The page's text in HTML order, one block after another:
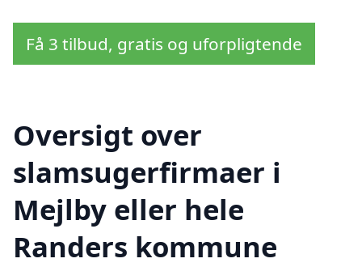
Få 3 tilbud, gratis og uforpligtende
Oversigt over
slamsugerfirmaer i
Mejlby eller hele
Randers kommune